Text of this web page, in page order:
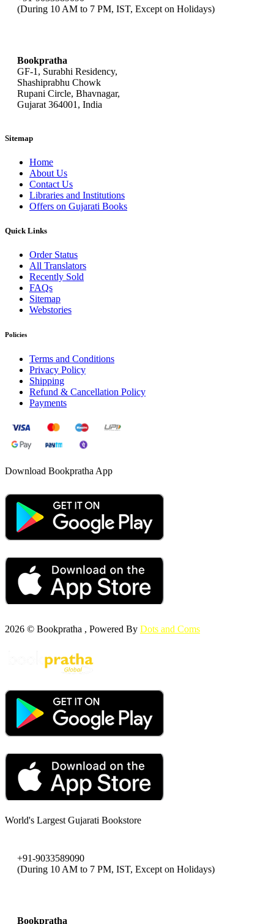
(During 10 AM to 7 PM, IST, Except on Holidays)
Bookpratha
GF-1, Surabhi Residency,
Shashiprabhu Chowk
Rupani Circle, Bhavnagar,
Gujarat 364001, India
Sitemap
Home
About Us
Contact Us
Libraries and Institutions
Offers on Gujarati Books
Quick Links
Order Status
All Translators
Recently Sold
FAQs
Sitemap
Webstories
Policies
Terms and Conditions
Privacy Policy
Shipping
Refund & Cancellation Policy
Payments
Download Bookpratha App
2026 © Bookpratha , Powered By Dots and Coms
World's Largest Gujarati Bookstore
+91-9033589090
(During 10 AM to 7 PM, IST, Except on Holidays)
Bookpratha